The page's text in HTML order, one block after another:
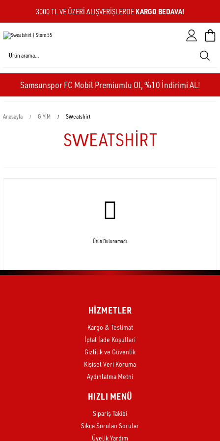
3000 TL VE ÜZERI ALIŞVERIŞLERDE KARGO BEDAVA!
Samsunspor FC Mobil Premiumlu Ol, %10 İndirimi AL!
Anasayfa GİYİM Sweatshirt
SWEATSHIRT
Ürün Bulunamadı.
HİZMETLER
Kargo & Teslimat
İptal İade Koşullari
Gizlilik ve Güvenlik
Kişisel Veri Koruma
Aydınlatma Metni
HIZLI MENÜ
Sipariş Takibi
Sıkça Sorulan Sorular
Üyelik Yardım